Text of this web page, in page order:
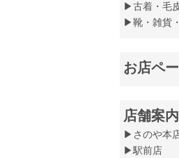
▶古着・毛
▶靴・雑貨
お店ペ
店舗案内
▶さのや本
▶駅前店